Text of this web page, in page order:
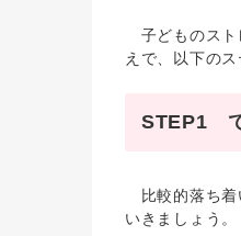
子どものスト
えで、以下の
STEP1
比較的落ち着
いきましょう。